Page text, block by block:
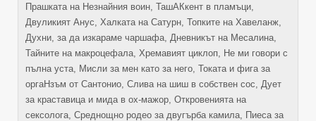
Прашката на Незнайния воин, ТашАКкент в пламъци,
Двуликият Анус, Халката на Сатурн, Топките на Хавеланж,
Духни, за да изкараме чаршафа, Дневникът на Месалина,
Тайните на макроцефала, Хремавият циклоп, Не ми говори с
пълна уста, Мисли за мен като за него, Токата и фига за
оргаНзъм от Сантонио, Слива на шиш в собствен сос, Дует
за краставица и мида в ох-мажор, Откровенията на
сексолога, Среднощно родео за двугърба камила, Пиеса за